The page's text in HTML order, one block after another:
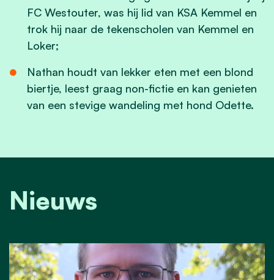
FC Westouter, was hij lid van KSA Kemmel en
trok hij naar de tekenscholen van Kemmel en
Loker;
Nathan houdt van lekker eten met een blond
biertje, leest graag non-fictie en kan genieten
van een stevige wandeling met hond Odette.
Nieuws